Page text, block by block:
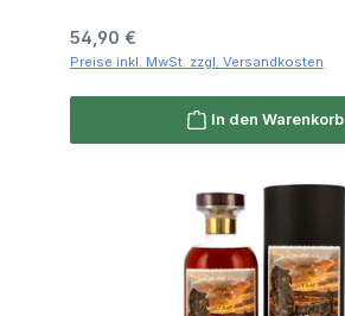
Regulärer Preis:
54,90 €
Preise inkl. MwSt. zzgl. Versandkosten
In den Warenkorb